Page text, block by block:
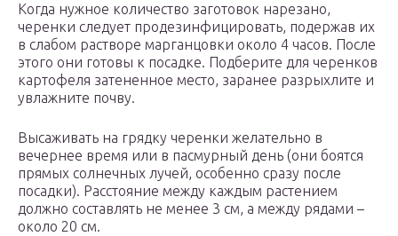
Когда нужное количество заготовок нарезано,
черенки следует продезинфицировать, подержав их
в слабом растворе марганцовки около 4 часов. После
этого они готовы к посадке. Подберите для черенков
картофеля затененное место, заранее разрыхлите и
увлажните почву.
Высаживать на грядку черенки желательно в
вечернее время или в пасмурный день (они боятся
прямых солнечных лучей, особенно сразу после
посадки). Расстояние между каждым растением
должно составлять не менее 3 см, а между рядами –
около 20 см.